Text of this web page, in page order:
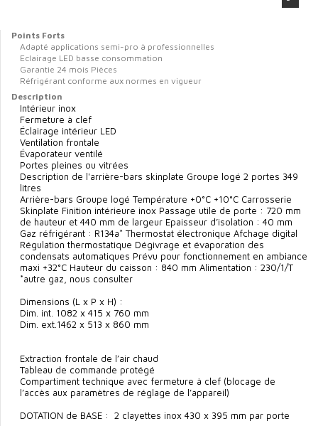
Points Forts
Adapté applications semi-pro à professionnelles
Eclairage LED basse consommation
Garantie 24 mois Pièces
Réfrigérant conforme aux normes en vigueur
Description
Intérieur inox
Fermeture à clef
Éclairage intérieur LED
Ventilation frontale
Évaporateur ventilé
Portes pleines ou vitrées
Description de l'arrière-bars skinplate Groupe logé 2 portes 349
litres
Arrière-bars Groupe logé Température +0°C +10°C Carrosserie
Skinplate Finition intérieure inox Passage utile de porte : 720 mm
de hauteur et 440 mm de largeur Epaisseur d’isolation : 40 mm
Gaz réfrigérant : R134a* Thermostat électronique Afchage digital
Régulation thermostatique Dégivrage et évaporation des
condensats automatiques Prévu pour fonctionnement en ambiance
maxi +32°C Hauteur du caisson : 840 mm Alimentation : 230/1/T
*autre gaz, nous consulter
Dimensions (L x P x H) :
Dim. int. 1082 x 415 x 760 mm
Dim. ext.1462 x 513 x 860 mm
Extraction frontale de l’air chaud
Tableau de commande protégé
Compartiment technique avec fermeture à clef (blocage de
l’accès aux paramètres de réglage de l’appareil)
DOTATION de BASE : 2 clayettes inox 430 x 395 mm par porte